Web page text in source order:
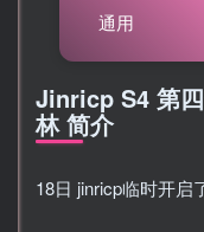
通用
Jinricp S4 第
林 简介
18日 jinricp临时开启